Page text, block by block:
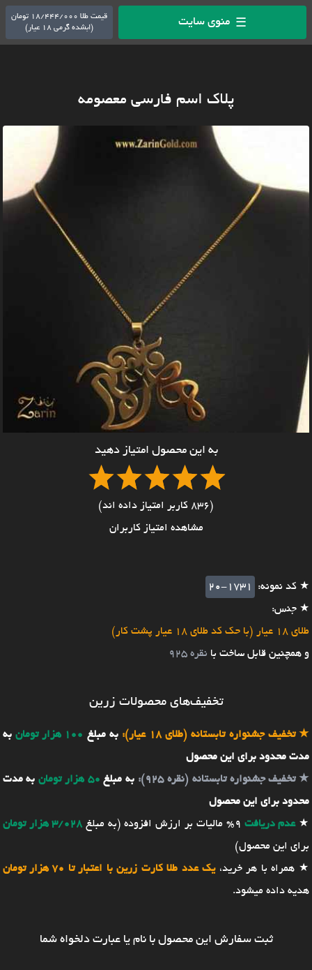
☰ منوی سایت
قیمت طلا 18/444/000 تومان
(ابشده گرمی 18 عیار)
پلاک اسم فارسی معصومه
به این محصول امتیاز دهید
(836 کاربر امتیاز داده اند)
مشاهده امتیاز کاربران
★ کد نمونه:
20-1731
★ جنس:
طلای 18 عیار (با حک کد طلای 18 عیار پشت کار)
و همچنین قابل ساخت با نقره 925
تخفیف‌های محصولات زرین
★تخفیف جشنواره تابستانه (طلای 18 عیار): به مبلغ 100 هزار تومان
به
مدت محدود برای این محصول
★تخفیف جشنواره تابستانه (نقره 925): به مبلغ 50 هزار تومان
به مدت
محدود برای این محصول
★عدم دریافت 9% مالیات بر ارزش افزوده (به مبلغ
3/028 هزار تومان
برای این محصول)
★ همراه با هر خرید،یک عدد طلا کارت زرین با اعتبار تا 70 هزار تومان
هدیه داده میشود.
ثبت سفارش این محصول با نام یا عبارت دلخواه شما